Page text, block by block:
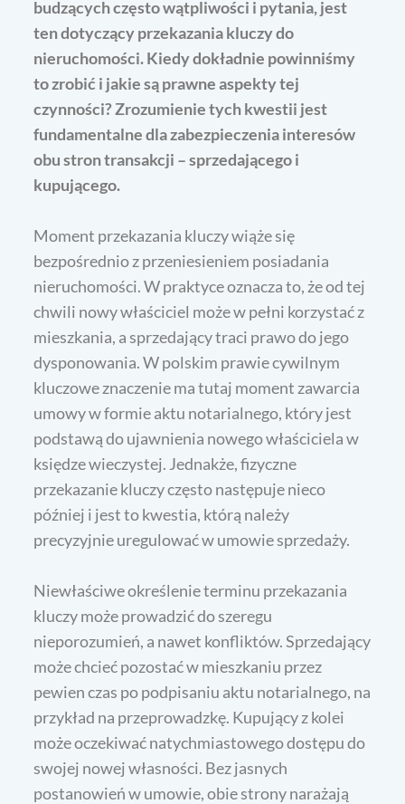
budzących często wątpliwości i pytania, jest
ten dotyczący przekazania kluczy do
nieruchomości. Kiedy dokładnie powinniśmy
to zrobić i jakie są prawne aspekty tej
czynności? Zrozumienie tych kwestii jest
fundamentalne dla zabezpieczenia interesów
obu stron transakcji – sprzedającego i
kupującego.
Moment przekazania kluczy wiąże się
bezpośrednio z przeniesieniem posiadania
nieruchomości. W praktyce oznacza to, że od tej
chwili nowy właściciel może w pełni korzystać z
mieszkania, a sprzedający traci prawo do jego
dysponowania. W polskim prawie cywilnym
kluczowe znaczenie ma tutaj moment zawarcia
umowy w formie aktu notarialnego, który jest
podstawą do ujawnienia nowego właściciela w
księdze wieczystej. Jednakże, fizyczne
przekazanie kluczy często następuje nieco
później i jest to kwestia, którą należy
precyzyjnie uregulować w umowie sprzedaży.
Niewłaściwe określenie terminu przekazania
kluczy może prowadzić do szeregu
nieporozumień, a nawet konfliktów. Sprzedający
może chcieć pozostać w mieszkaniu przez
pewien czas po podpisaniu aktu notarialnego, na
przykład na przeprowadzkę. Kupujący z kolei
może oczekiwać natychmiastowego dostępu do
swojej nowej własności. Bez jasnych
postanowień w umowie, obie strony narażają